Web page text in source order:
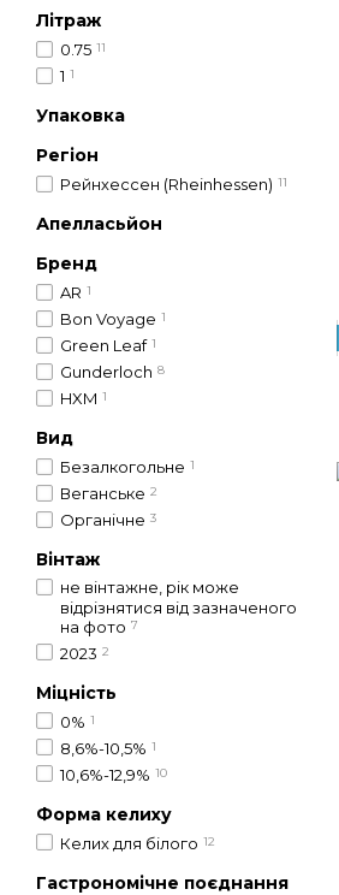
Літраж
0.75 11
1 1
Упаковка
Регіон
Рейнхессен (Rheinhessen) 11
Апелласьйон
Бренд
AR 1
Bon Voyage 1
Green Leaf 1
Gunderloch 8
HXM 1
Вид
Безалкогольне 1
Веганське 2
Органічне 3
Вінтаж
не вінтажне, рік може
відрізнятися від зазначеного
на фото 7
2023 2
Міцність
0% 1
8,6%-10,5% 1
10,6%-12,9% 10
Форма келиху
Келих для білого 12
Гастрономічне поєднання